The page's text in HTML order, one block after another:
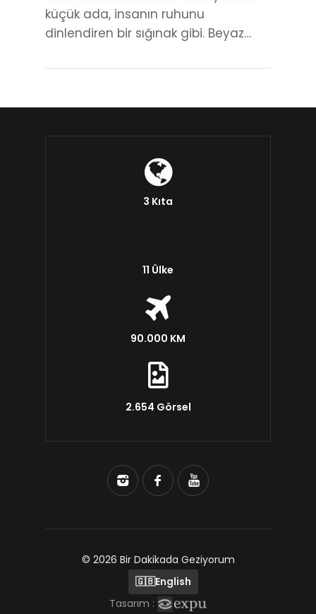
küçük ada, insanın ruhunu
dinlendiren bir sığınak gibi. Beyaz…
3 Kıta
11 Ülke
90.000 KM
2.654 Görsel
© 2026 Bir Dakikada Geziyorum
🇬🇧English
Tasarım :